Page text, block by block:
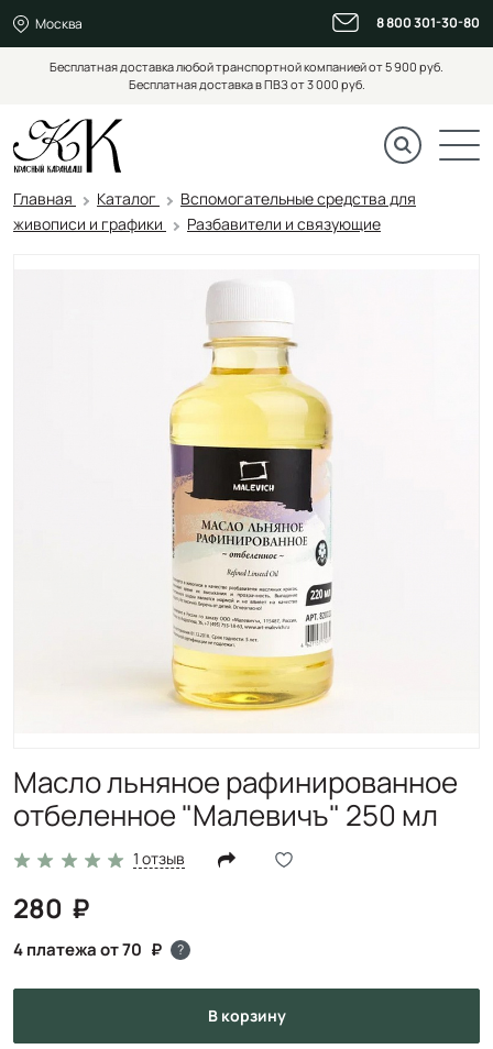
Москва 8 800 301-30-80
Бесплатная доставка любой транспортной компанией от 5 900 руб.
Бесплатная доставка в ПВЗ от 3 000 руб.
Главная Каталог
Вспомогательные средства для
живописи и графики
Разбавители и связующие
Масло льняное рафинированное
отбеленное "Малевичъ" 250 мл
1 отзыв
280
4 платежа от 70 ?
в корзину